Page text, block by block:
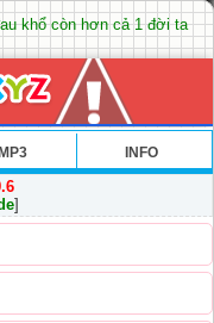
khổ còn hơn cả 1 đời ta
MP3 INFO
]